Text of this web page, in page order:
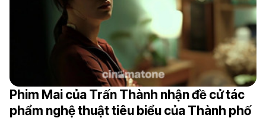
Phim Mai của Trấn Thành nhận đề cử tác
phẩm nghệ thuật tiêu biểu của Thành phố